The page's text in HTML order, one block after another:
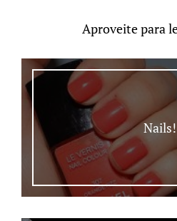
Aproveite para
Nails!